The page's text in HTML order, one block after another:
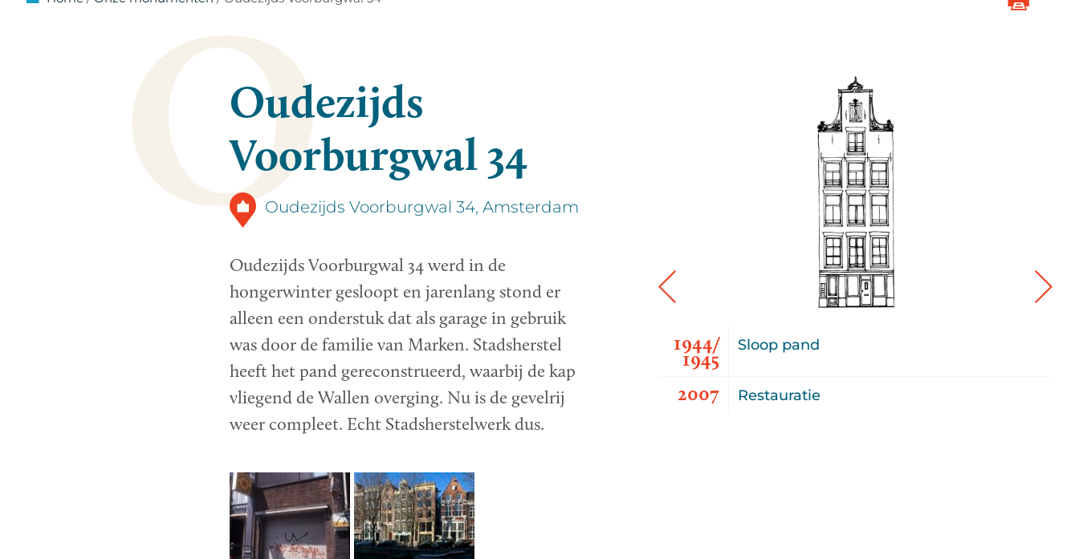
O
Oudezijds
Voorburgwal 34
Oudezijds Voorburgwal 34, Amsterdam
Oudezijds Voorburgwal 34 werd in de
hongerwinter gesloopt en jarenlang stond er
alleen een onderstuk dat als garage in gebruik
was door de familie van Marken. Stadsherstel
heeft het pand gereconstrueerd, waarbij de kap
vliegend de Wallen overging. Nu is de gevelrij
weer compleet. Echt Stadsherstelwerk dus.
1944/
1945
Sloop pand
2007 Restauratie